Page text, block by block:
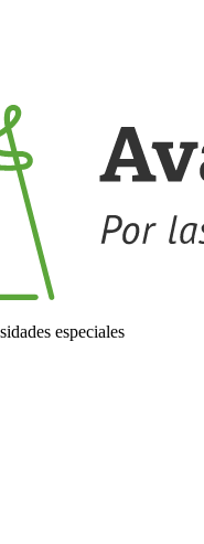
especiales